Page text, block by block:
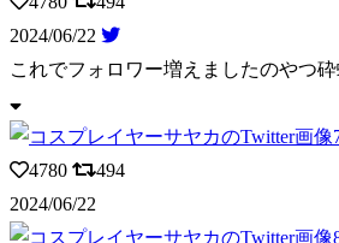
2024/06/22
これでフォロワー増えましたのやつ
4780
494
2024/06/22